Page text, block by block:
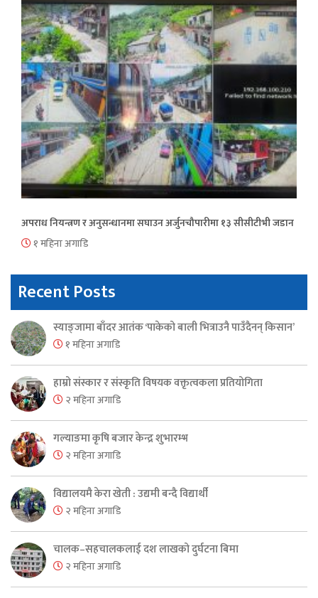
अपराध नियन्त्रण र अनुसन्धानमा सघाउन अर्जुनचौपारीमा १३ सीसीटीभी जडान
१ महिना अगाडि
Recent Posts
स्याङ्जामा बाँदर आतंक ‘पाकेको बाली भित्राउनै पाउँदैनन् किसान’
१ महिना अगाडि
हाम्रो संस्कार र संस्कृति विषयक वक्तृत्वकला प्रतियोगिता
२ महिना अगाडि
गल्याङमा कृषि बजार केन्द्र शुभारम्भ
२ महिना अगाडि
विद्यालयमै केरा खेती : उद्यमी बन्दै विद्यार्थी
२ महिना अगाडि
चालक–सहचालकलाई दश लाखको दुर्घटना बिमा
२ महिना अगाडि